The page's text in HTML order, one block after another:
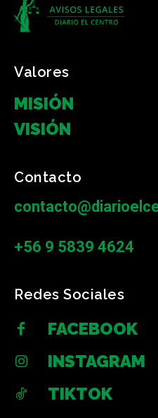
Valores
MISIÓN
VISIÓN
Contacto
+56 9 5839 4624
Redes Sociales
FACEBOOK
INSTAGRAM
TIKTOK